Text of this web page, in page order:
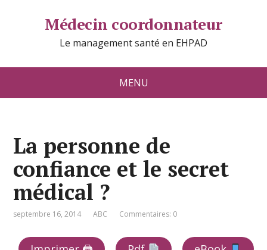
Médecin coordonnateur
Le management santé en EHPAD
MENU
La personne de
confiance et le secret
médical ?
septembre 16, 2014 ABC Commentaires: 0